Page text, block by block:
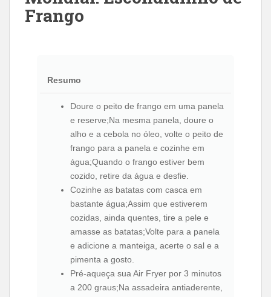
Frango
Resumo
Doure o peito de frango em uma panela
e reserve;Na mesma panela, doure o
alho e a cebola no óleo, volte o peito de
frango para a panela e cozinhe em
água;Quando o frango estiver bem
cozido, retire da água e desfie.
Cozinhe as batatas com casca em
bastante água;Assim que estiverem
cozidas, ainda quentes, tire a pele e
amasse as batatas;Volte para a panela
e adicione a manteiga, acerte o sal e a
pimenta a gosto.
Pré-aqueça sua Air Fryer por 3 minutos
a 200 graus;Na assadeira antiaderente,